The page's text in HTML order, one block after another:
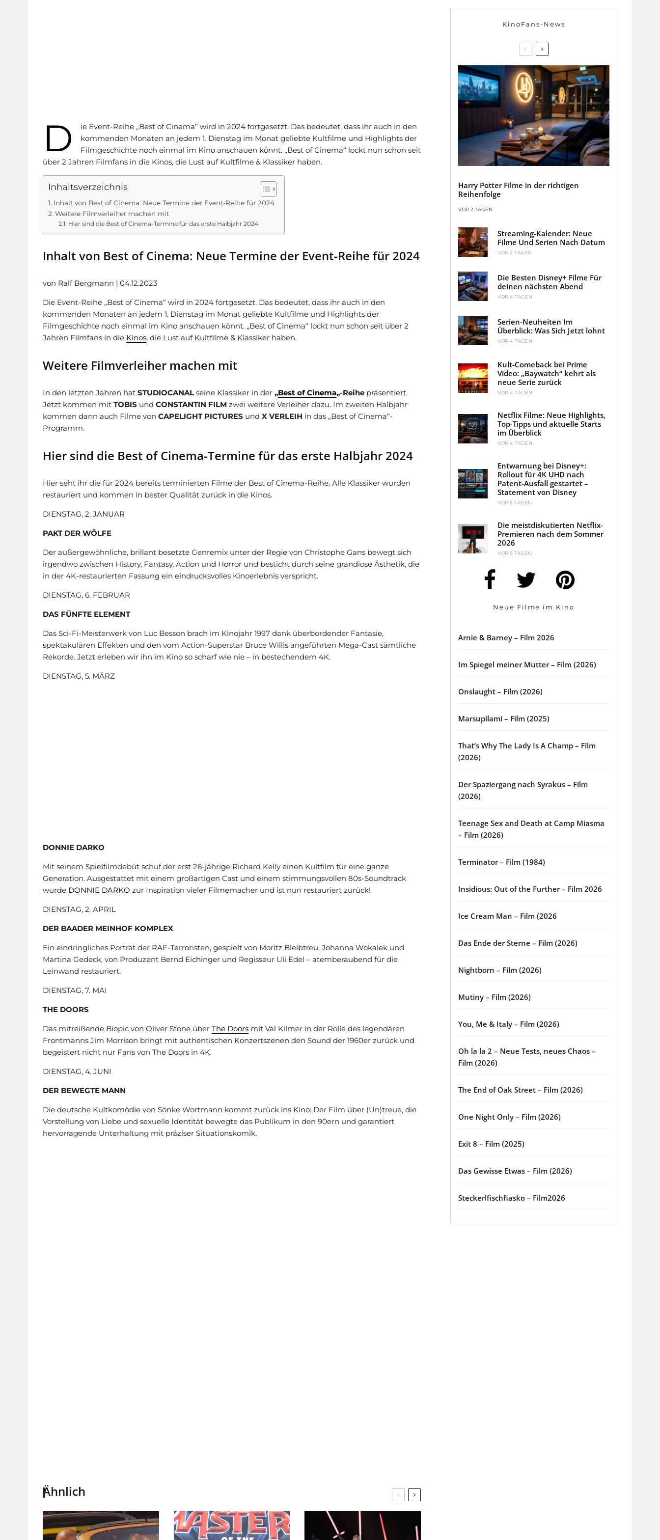
D
ie Event-Reihe „Best of Cinema“ wird in 2024 fortgesetzt. Das bedeutet, dass ihr auch in den
kommenden Monaten an jedem 1. Dienstag im Monat geliebte Kultfilme und Highlights der
Filmgeschichte noch einmal im Kino anschauen könnt. „Best of Cinema“ lockt nun schon seit
über 2 Jahren Filmfans in die Kinos, die Lust auf Kultfilme & Klassiker haben.
Inhaltsverzeichnis
Inhalt von Best of Cinema: Neue Termine der Event-Reihe für 2024
Weitere Filmverleiher machen mit
Hier sind die Best of Cinema-Termine für das erste Halbjahr 2024
Inhalt von Best of Cinema: Neue Termine der Event-Reihe für 2024
von Ralf Bergmann | 04.12.2023
Die Event-Reihe „Best of Cinema“ wird in 2024 fortgesetzt. Das bedeutet, dass ihr auch in den
kommenden Monaten an jedem 1. Dienstag im Monat geliebte Kultfilme und Highlights der
Filmgeschichte noch einmal im Kino anschauen könnt. „Best of Cinema“ lockt nun schon seit über 2
Jahren Filmfans in die Kinos, die Lust auf Kultfilme & Klassiker haben.
Weitere Filmverleiher machen mit
In den letzten Jahren hat STUDIOCANAL seine Klassiker in der „Best of Cinema„-Reihe präsentiert.
Jetzt kommen mit TOBIS und CONSTANTIN FILM zwei weitere Verleiher dazu. Im zweiten Halbjahr
kommen dann auch Filme von CAPELIGHT PICTURES und X VERLEIH in das „Best of Cinema“-
Programm.
Hier sind die Best of Cinema-Termine für das erste Halbjahr 2024
Hier seht ihr die für 2024 bereits terminierten Filme der Best of Cinema-Reihe. Alle Klassiker wurden
restauriert und kommen in bester Qualität zurück in die Kinos.
DIENSTAG, 2. JANUAR
PAKT DER WÖLFE
Der außergewöhnliche, brillant besetzte Genremix unter der Regie von Christophe Gans bewegt sich
irgendwo zwischen History, Fantasy, Action und Horror und besticht durch seine grandiose Ästhetik, die
in der 4K-restaurierten Fassung ein eindrucksvolles Kinoerlebnis verspricht.
DIENSTAG, 6. FEBRUAR
DAS FÜNFTE ELEMENT
Das Sci-Fi-Meisterwerk von Luc Besson brach im Kinojahr 1997 dank überbordender Fantasie,
spektakulären Effekten und den vom Action-Superstar Bruce Willis angeführten Mega-Cast sämtliche
Rekorde. Jetzt erleben wir ihn im Kino so scharf wie nie – in bestechendem 4K.
DIENSTAG, 5. MÄRZ
DONNIE DARKO
Mit seinem Spielfilmdebüt schuf der erst 26-jährige Richard Kelly einen Kultfilm für eine ganze
Generation. Ausgestattet mit einem großartigen Cast und einem stimmungsvollen 80s-Soundtrack
wurde DONNIE DARKO zur Inspiration vieler Filmemacher und ist nun restauriert zurück!
DIENSTAG, 2. APRIL
DER BAADER MEINHOF KOMPLEX
Ein eindringliches Porträt der RAF-Terroristen, gespielt von Moritz Bleibtreu, Johanna Wokalek und
Martina Gedeck, von Produzent Bernd Eichinger und Regisseur Uli Edel – atemberaubend für die
Leinwand restauriert.
DIENSTAG, 7. MAI
THE DOORS
Das mitreißende Biopic von Oliver Stone über The Doors mit Val Kilmer in der Rolle des legendären
Frontmanns Jim Morrison bringt mit authentischen Konzertszenen den Sound der 1960er zurück und
begeistert nicht nur Fans von The Doors in 4K.
DIENSTAG, 4. JUNI
DER BEWEGTE MANN
Die deutsche Kultkomödie von Sönke Wortmann kommt zurück ins Kino: Der Film über (Un)treue, die
Vorstellung von Liebe und sexuelle Identität bewegte das Publikum in den 90ern und garantiert
hervorragende Unterhaltung mit präziser Situationskomik.
Ähnlich
KinoFans-News
Harry Potter Filme in der richtigen
Reihenfolge
VOR 2 TAGEN
Streaming-Kalender: Neue
Filme Und Serien Nach Datum
VOR 2 TAGEN
Die Besten Disney+ Filme Für
deinen nächsten Abend
VOR 4 TAGEN
Serien-Neuheiten Im
Überblick: Was Sich Jetzt lohnt
VOR 4 TAGEN
Kult-Comeback bei Prime
Video: „Baywatch“ kehrt als
neue Serie zurück
VOR 4 TAGEN
Netflix Filme: Neue Highlights,
Top-Tipps und aktuelle Starts
im Überblick
VOR 4 TAGEN
Entwarnung bei Disney+:
Rollout für 4K UHD nach
Patent-Ausfall gestartet –
Statement von Disney
VOR 5 TAGEN
Die meistdiskutierten Netflix-
Premieren nach dem Sommer
2026
VOR 5 TAGEN
Neue Filme im Kino
Arnie & Barney – Film 2026
Im Spiegel meiner Mutter – Film (2026)
Onslaught – Film (2026)
Marsupilami – Film (2025)
That’s Why The Lady Is A Champ – Film
(2026)
Der Spaziergang nach Syrakus – Film
(2026)
Teenage Sex and Death at Camp Miasma
– Film (2026)
Terminator – Film (1984)
Insidious: Out of the Further – Film 2026
Ice Cream Man – Film (2026
Das Ende der Sterne – Film (2026)
Nightborn – Film (2026)
Mutiny – Film (2026)
You, Me & Italy – Film (2026)
Oh la la 2 – Neue Tests, neues Chaos –
Film (2026)
The End of Oak Street – Film (2026)
One Night Only – Film (2026)
Exit 8 – Film (2025)
Das Gewisse Etwas – Film (2026)
Steckerlfischfiasko – Film2026